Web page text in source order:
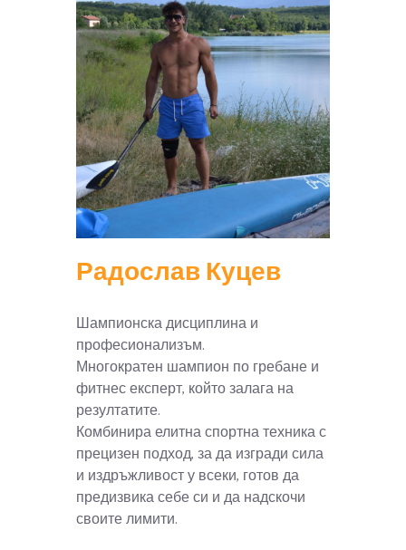
Радослав Куцев
Шампионска дисциплина и
професионализъм.
Многократен шампион по гребане и
фитнес експерт, който залага на
резултатите.
Комбинира елитна спортна техника с
прецизен подход, за да изгради сила
и издръжливост у всеки, готов да
предизвика себе си и да надскочи
своите лимити.